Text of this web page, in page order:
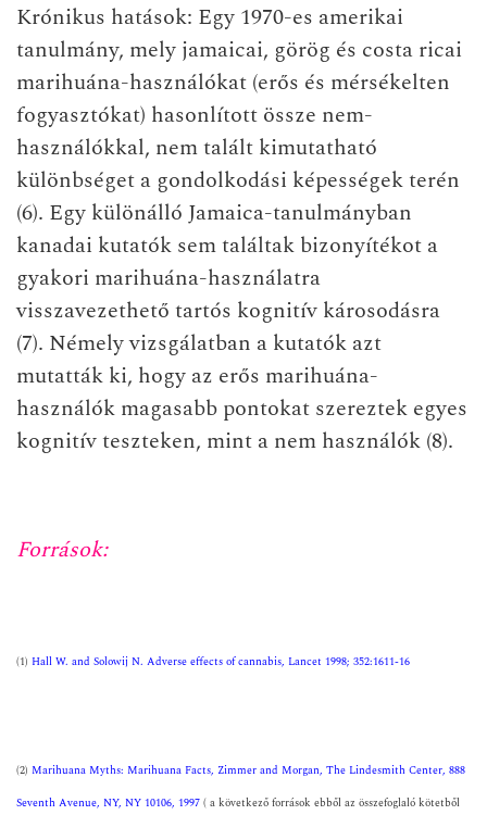
Krónikus hatások: Egy 1970-es amerikai
tanulmány, mely jamaicai, görög és costa ricai
marihuána-használókat (erős és mérsékelten
fogyasztókat) hasonlított össze nem-
használókkal, nem talált kimutatható
különbséget a gondolkodási képességek terén
(6). Egy különálló Jamaica-tanulmányban
kanadai kutatók sem találtak bizonyítékot a
gyakori marihuána-használatra
visszavezethető tartós kognitív károsodásra
(7). Némely vizsgálatban a kutatók azt
mutatták ki, hogy az erős marihuána-
használók magasabb pontokat szereztek egyes
kognitív teszteken, mint a nem használók (8).
Források:
(1) Hall W. and Solowij N. Adverse effects of cannabis, Lancet 1998; 352:1611-16
(2) Marihuana Myths: Marihuana Facts, Zimmer and Morgan, The Lindesmith Center, 888
Seventh Avenue, NY, NY 10106, 1997( a következő források ebből az összefoglaló kötetből